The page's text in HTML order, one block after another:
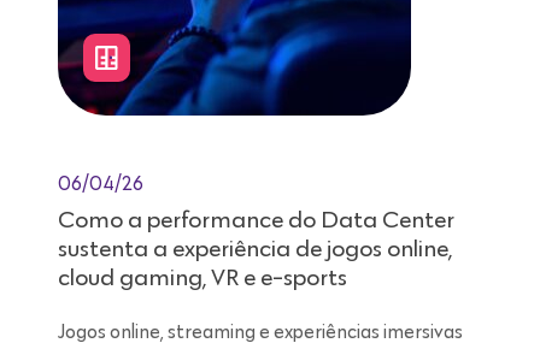
06/04/26
Como a performance do Data Center
sustenta a experiência de jogos online,
cloud gaming, VR e e-sports
Jogos online, streaming e experiências imersivas